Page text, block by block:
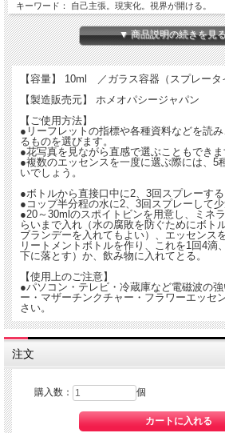
キーワード： 自己主張。現実化。視界が開ける。
※現在リサーチ中のエッセンスにつき、今後商品の
更されたり、販売終了となる場合などがございます
☆リサーチエッセンスは、直感で選ばれるとよいと
かれるもの、見ていて心地よいもの など。
■アルコール分19％ スピリッツ
※この商品はお酒です。20歳以上の年齢であること
販売いたしません。
▼ 商品説明の続きを見
【容量】 10ml ／ガラス容器（スプレータ
【製造販売元】 ホメオパシージャパン
【ご使用方法】
●リーフレットの指標や各種資料などを読
るものを選びます。
●花写真を見ながら直感で選ぶこともできま
●複数のエッセンスを一度に選ぶ際には、5
いでしょう。
●ボトルから直接口中に2、3回スプレーする
●コップ半分程の水に2、3回スプレーして少
●20～30mlのスポイトビンを用意し、ミネ
らいまで入れ（水の腐敗を防ぐためにボト
ブランデーを入れてもよい）、エッセンス
リートメントボトルを作り、これを1回4滴
下に落とす）か、飲み物に入れてとる。
【使用上のご注意】
●パソコン・テレビ・冷蔵庫など電磁波の
ー・マザーチンクチャー・フラワーエッセ
さい。
注文
購入数： 個